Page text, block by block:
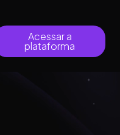
Acessar a
plataforma